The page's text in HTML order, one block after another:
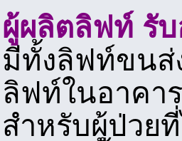
ผู้ผลิตลิฟท์ รั
มีทั้งลิฟท์ขนส่
ลิฟท์ในอาคา
สำหรับผู้ป่วย